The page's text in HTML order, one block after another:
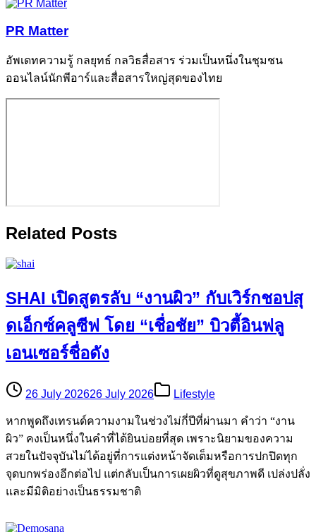
PR Matter
อัพเดทความรู้ กลยุทธ์ กลวิธสื่อสาร ร่วมเป็นหนึ่งในชุมชน
ออนไลน์นักพีอาร์และสื่อสารใหญ่สุดของไทย
Related Posts
SHAI เปิดสูตรลับ “งานผิว” กับเวิร์กชอปสุ
ดเอ็กซ์คลูซีฟ โดย “เชื่อชัย” บิวตี้อินฟลู
เอนเซอร์ชื่อดัง
26 July 202626 July 2026 Lifestyle
หากพูดถึงเทรนด์ความงามในช่วงไม่กี่ปีที่ผ่านมา คำว่า “งาน
ผิว” คงเป็นหนึ่งในคำที่ได้ยินบ่อยที่สุด เพราะนิยามของความ
สวยในปัจจุบันไม่ได้อยู่ที่การแต่งหน้าจัดเต็มหรือการปกปิดทุก
จุดบกพร่องอีกต่อไป แต่กลับเป็นการเผยผิวที่ดูสุขภาพดี เปล่งปลั่ง
และมีมิติอย่างเป็นธรรมชาติ